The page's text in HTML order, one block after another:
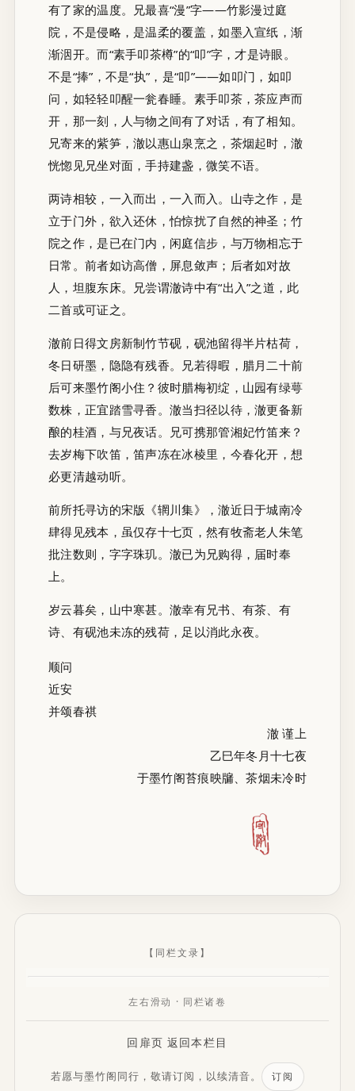
有了家的温度。兄最喜“漫”字——竹影漫过庭
院，不是侵略，是温柔的覆盖，如墨入宣纸，渐
渐洇开。而“素手叩茶樽”的“叩”字，才是诗眼。
不是“捧”，不是“执”，是“叩”——如叩门，如叩
问，如轻轻叩醒一瓮春睡。素手叩茶，茶应声而
开，那一刻，人与物之间有了对话，有了相知。
兄寄来的紫笋，澈以惠山泉烹之，茶烟起时，澈
恍惚见兄坐对面，手持建盏，微笑不语。
两诗相较，一入而出，一入而入。山寺之作，是
立于门外，欲入还休，怕惊扰了自然的神圣；竹
院之作，是已在门内，闲庭信步，与万物相忘于
日常。前者如访高僧，屏息敛声；后者如对故
人，坦腹东床。兄尝谓澈诗中有“出入”之道，此
二首或可证之。
澈前日得文房新制竹节砚，砚池留得半片枯荷，
冬日研墨，隐隐有残香。兄若得暇，腊月二十前
后可来墨竹阁小住？彼时腊梅初绽，山园有绿萼
数株，正宜踏雪寻香。澈当扫径以待，澈更备新
酿的桂酒，与兄夜话。兄可携那管湘妃竹笛来？
去岁梅下吹笛，笛声冻在冰棱里，今春化开，想
必更清越动听。
前所托寻访的宋版《辋川集》，澈近日于城南冷
肆得见残本，虽仅存十七页，然有牧斋老人朱笔
批注数则，字字珠玑。澈已为兄购得，届时奉
上。
岁云暮矣，山中寒甚。澈幸有兄书、有茶、有
诗、有砚池未冻的残荷，足以消此永夜。
顺问
近安
并颂春祺
澈 谨上
乙巳年冬月十七夜
【同栏文录】
左右滑动 · 同栏诸卷
回扉页 返回本栏目
若愿与墨竹阁同行，敬请订阅，以续清音。 订阅